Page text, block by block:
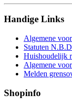
Handige Links
Algemene
Statuten
Huishoudelijk
Algemene
Melden
Shopinfo